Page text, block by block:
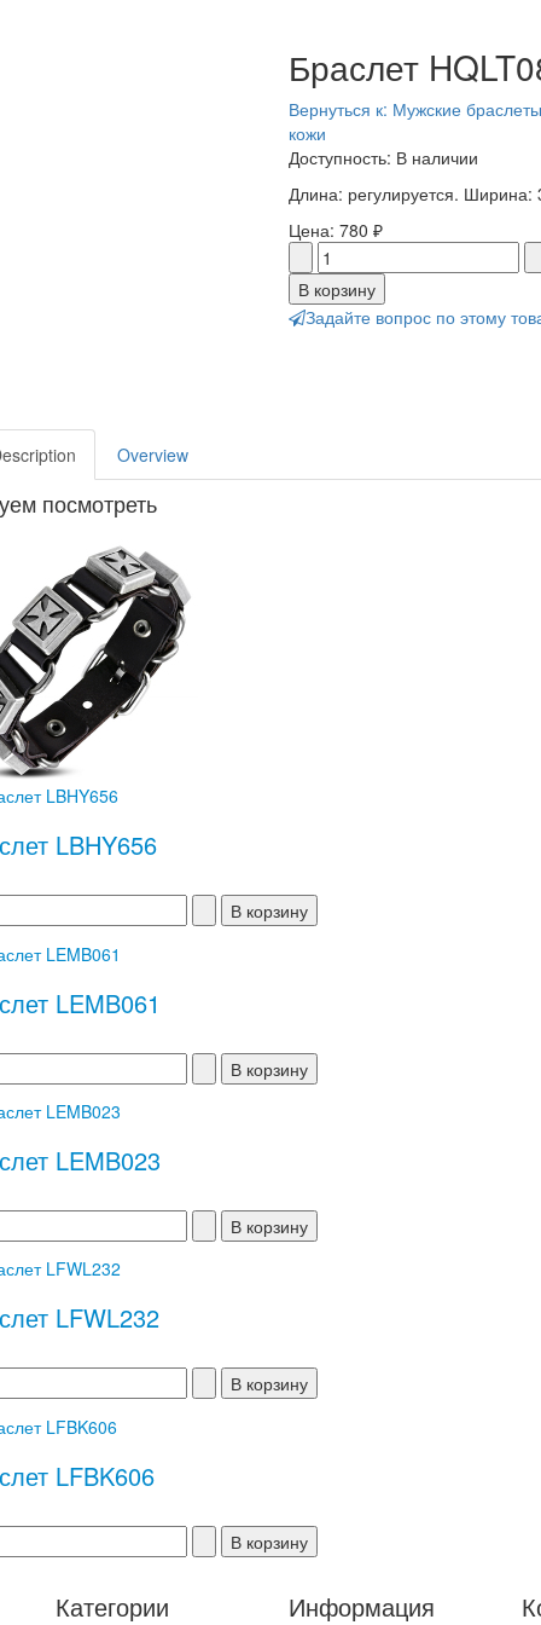
Браслет
Вернуться к: Мужские
кожи
Доступность: В наличии
Длина: регулируется. Ширина:
Цена: 780 ₽
Задайте вопрос по этому
Overview
посмотреть
LBHY656
LEMB061
LEMB023
LFWL232
LFBK606
Категории Информация